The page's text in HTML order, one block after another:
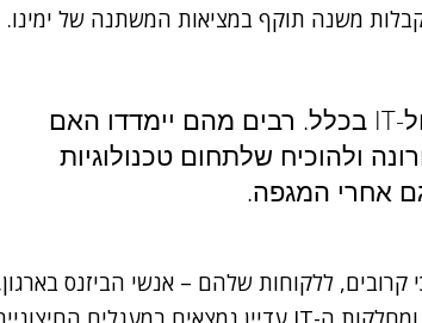
משנה תוקף במציאות המשתנה של ימינו.
2022 תהיה שנה מאתגרת למנמ"רים ול-IT בכלל. רבים מהם יימדדו האם
ולהוכיח שלתחום טכנולוגיות
אחרי המגפה.
ללקוחות שלהם – אנשי הביזנס בארגון.